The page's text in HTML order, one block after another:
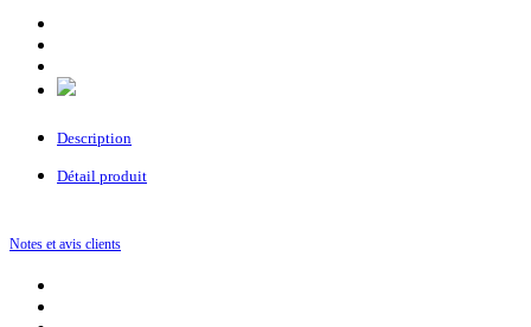
Description
Détail produit
Notes et avis clients